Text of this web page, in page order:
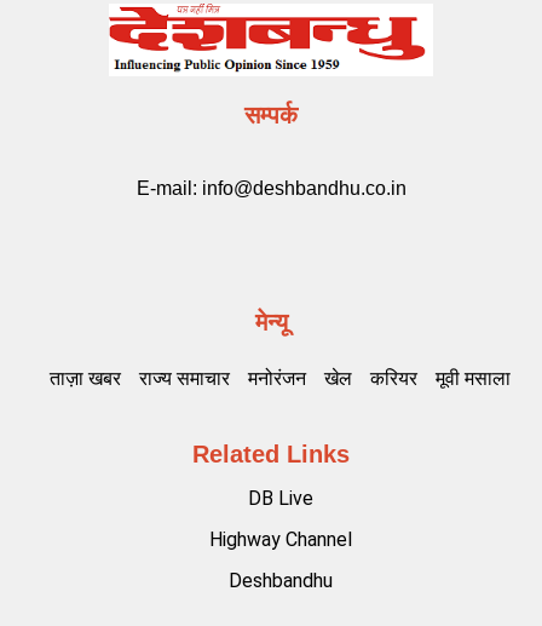
सम्पर्क
E-mail: info@deshbandhu.co.in
मेन्यू
ताज़ा खबर राज्य समाचार मनोरंजन खेल करियर मूवी मसाला
Related Links
DB Live
Highway Channel
Deshbandhu